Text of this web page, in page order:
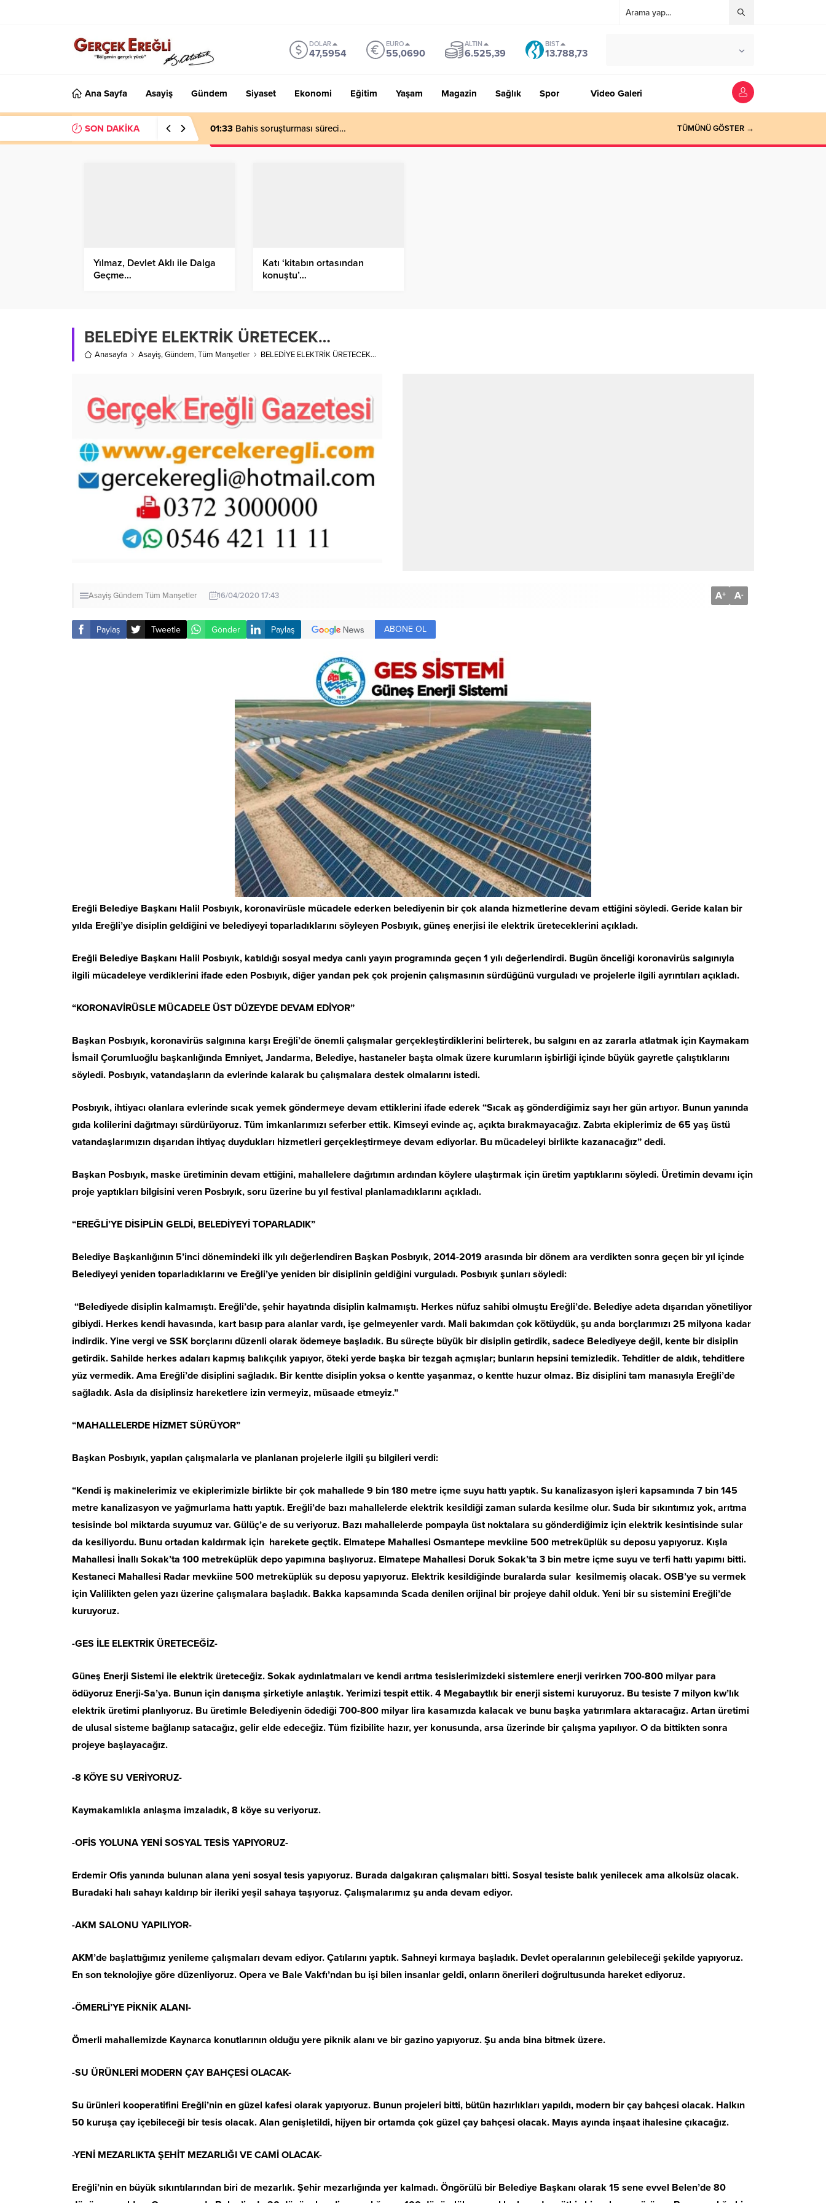
DOLAR
47,5954
EURO
55,0690
ALTIN
6.525,39
BIST
13.788,73
Ana Sayfa Asayiş Gündem Siyaset Ekonomi Eğitim Yaşam Magazin Sağlık Spor Video Galeri
SON DAKİKA 01:33 Bahis soruşturması süreci… TÜMÜNÜ GÖSTER →
Yılmaz, Devlet Aklı ile Dalga
Geçme…
Katı ‘kitabın ortasından
konuştu’…
BELEDİYE ELEKTRİK ÜRETECEK…
Anasayfa Asayiş,Gündem,Tüm Manşetler BELEDİYE ELEKTRİK ÜRETECEK…
AsayişGündem Tüm Manşetler 16/04/2020 17:43 A+ A-
Paylaş Tweetle Gönder Paylaş ABONE OL
Ereğli Belediye Başkanı Halil Posbıyık, koronavirüsle mücadele ederken belediyenin bir çok alanda hizmetlerine devam ettiğini söyledi. Geride kalan bir
yılda Ereğli’ye disiplin geldiğini ve belediyeyi toparladıklarını söyleyen Posbıyık, güneş enerjisi ile elektrik üreteceklerini açıkladı.
Ereğli Belediye Başkanı Halil Posbıyık, katıldığı sosyal medya canlı yayın programında geçen 1 yılı değerlendirdi. Bugün önceliği koronavirüs salgınıyla
ilgili mücadeleye verdiklerini ifade eden Posbıyık, diğer yandan pek çok projenin çalışmasının sürdüğünü vurguladı ve projelerle ilgili ayrıntıları açıkladı.
“KORONAVİRÜSLE MÜCADELE ÜST DÜZEYDE DEVAM EDİYOR”
Başkan Posbıyık, koronavirüs salgınına karşı Ereğli’de önemli çalışmalar gerçekleştirdiklerini belirterek, bu salgını en az zararla atlatmak için Kaymakam
İsmail Çorumluoğlu başkanlığında Emniyet, Jandarma, Belediye, hastaneler başta olmak üzere kurumların işbirliği içinde büyük gayretle çalıştıklarını
söyledi. Posbıyık, vatandaşların da evlerinde kalarak bu çalışmalara destek olmalarını istedi.
Posbıyık, ihtiyacı olanlara evlerinde sıcak yemek göndermeye devam ettiklerini ifade ederek “Sıcak aş gönderdiğimiz sayı her gün artıyor. Bunun yanında
gıda kolilerini dağıtmayı sürdürüyoruz. Tüm imkanlarımızı seferber ettik. Kimseyi evinde aç, açıkta bırakmayacağız. Zabıta ekiplerimiz de 65 yaş üstü
vatandaşlarımızın dışarıdan ihtiyaç duydukları hizmetleri gerçekleştirmeye devam ediyorlar. Bu mücadeleyi birlikte kazanacağız” dedi.
Başkan Posbıyık, maske üretiminin devam ettiğini, mahallelere dağıtımın ardından köylere ulaştırmak için üretim yaptıklarını söyledi. Üretimin devamı için
proje yaptıkları bilgisini veren Posbıyık, soru üzerine bu yıl festival planlamadıklarını açıkladı.
“EREĞLİ’YE DİSİPLİN GELDİ, BELEDİYEYİ TOPARLADIK”
Belediye Başkanlığının 5’inci dönemindeki ilk yılı değerlendiren Başkan Posbıyık, 2014-2019 arasında bir dönem ara verdikten sonra geçen bir yıl içinde
Belediyeyi yeniden toparladıklarını ve Ereğli’ye yeniden bir disiplinin geldiğini vurguladı. Posbıyık şunları söyledi:
“Belediyede disiplin kalmamıştı. Ereğli’de, şehir hayatında disiplin kalmamıştı. Herkes nüfuz sahibi olmuştu Ereğli’de. Belediye adeta dışarıdan yönetiliyor
gibiydi. Herkes kendi havasında, kart basıp para alanlar vardı, işe gelmeyenler vardı. Mali bakımdan çok kötüydük, şu anda borçlarımızı 25 milyona kadar
indirdik. Yine vergi ve SSK borçlarını düzenli olarak ödemeye başladık. Bu süreçte büyük bir disiplin getirdik, sadece Belediyeye değil, kente bir disiplin
getirdik. Sahilde herkes adaları kapmış balıkçılık yapıyor, öteki yerde başka bir tezgah açmışlar; bunların hepsini temizledik. Tehditler de aldık, tehditlere
yüz vermedik. Ama Ereğli’de disiplini sağladık. Bir kentte disiplin yoksa o kentte yaşanmaz, o kentte huzur olmaz. Biz disiplini tam manasıyla Ereğli’de
sağladık. Asla da disiplinsiz hareketlere izin vermeyiz, müsaade etmeyiz.”
“MAHALLELERDE HİZMET SÜRÜYOR”
Başkan Posbıyık, yapılan çalışmalarla ve planlanan projelerle ilgili şu bilgileri verdi:
“Kendi iş makinelerimiz ve ekiplerimizle birlikte bir çok mahallede 9 bin 180 metre içme suyu hattı yaptık. Su kanalizasyon işleri kapsamında 7 bin 145
metre kanalizasyon ve yağmurlama hattı yaptık. Ereğli’de bazı mahallelerde elektrik kesildiği zaman sularda kesilme olur. Suda bir sıkıntımız yok, arıtma
tesisinde bol miktarda suyumuz var. Gülüç’e de su veriyoruz. Bazı mahallelerde pompayla üst noktalara su gönderdiğimiz için elektrik kesintisinde sular
da kesiliyordu. Bunu ortadan kaldırmak için harekete geçtik. Elmatepe Mahallesi Osmantepe mevkiine 500 metreküplük su deposu yapıyoruz. Kışla
Mahallesi İnallı Sokak’ta 100 metreküplük depo yapımına başlıyoruz. Elmatepe Mahallesi Doruk Sokak’ta 3 bin metre içme suyu ve terfi hattı yapımı bitti.
Kestaneci Mahallesi Radar mevkiine 500 metreküplük su deposu yapıyoruz. Elektrik kesildiğinde buralarda sular kesilmemiş olacak. OSB’ye su vermek
için Valilikten gelen yazı üzerine çalışmalara başladık. Bakka kapsamında Scada denilen orijinal bir projeye dahil olduk. Yeni bir su sistemini Ereğli’de
kuruyoruz.
-GES İLE ELEKTRİK ÜRETECEĞİZ-
Güneş Enerji Sistemi ile elektrik üreteceğiz. Sokak aydınlatmaları ve kendi arıtma tesislerimizdeki sistemlere enerji verirken 700-800 milyar para
ödüyoruz Enerji-Sa’ya. Bunun için danışma şirketiyle anlaştık. Yerimizi tespit ettik. 4 Megabaytlık bir enerji sistemi kuruyoruz. Bu tesiste 7 milyon kw’lık
elektrik üretimi planlıyoruz. Bu üretimle Belediyenin ödediği 700-800 milyar lira kasamızda kalacak ve bunu başka yatırımlara aktaracağız. Artan üretimi
de ulusal sisteme bağlanıp satacağız, gelir elde edeceğiz. Tüm fizibilite hazır, yer konusunda, arsa üzerinde bir çalışma yapılıyor. O da bittikten sonra
projeye başlayacağız.
-8 KÖYE SU VERİYORUZ-
Kaymakamlıkla anlaşma imzaladık, 8 köye su veriyoruz.
-OFİS YOLUNA YENİ SOSYAL TESİS YAPIYORUZ-
Erdemir Ofis yanında bulunan alana yeni sosyal tesis yapıyoruz. Burada dalgakıran çalışmaları bitti. Sosyal tesiste balık yenilecek ama alkolsüz olacak.
Buradaki halı sahayı kaldırıp bir ileriki yeşil sahaya taşıyoruz. Çalışmalarımız şu anda devam ediyor.
-AKM SALONU YAPILIYOR-
AKM’de başlattığımız yenileme çalışmaları devam ediyor. Çatılarını yaptık. Sahneyi kırmaya başladık. Devlet operalarının gelebileceği şekilde yapıyoruz.
En son teknolojiye göre düzenliyoruz. Opera ve Bale Vakfı’ndan bu işi bilen insanlar geldi, onların önerileri doğrultusunda hareket ediyoruz.
-ÖMERLİ’YE PİKNİK ALANI-
Ömerli mahallemizde Kaynarca konutlarının olduğu yere piknik alanı ve bir gazino yapıyoruz. Şu anda bina bitmek üzere.
-SU ÜRÜNLERİ MODERN ÇAY BAHÇESİ OLACAK-
Su ürünleri kooperatifini Ereğli’nin en güzel kafesi olarak yapıyoruz. Bunun projeleri bitti, bütün hazırlıkları yapıldı, modern bir çay bahçesi olacak. Halkın
50 kuruşa çay içebileceği bir tesis olacak. Alan genişletildi, hijyen bir ortamda çok güzel çay bahçesi olacak. Mayıs ayında inşaat ihalesine çıkacağız.
-YENİ MEZARLIKTA ŞEHİT MEZARLIĞI VE CAMİ OLACAK-
Ereğli’nin en büyük sıkıntılarından biri de mezarlık. Şehir mezarlığında yer kalmadı. Öngörülü bir Belediye Başkanı olarak 15 sene evvel Belen’de 80